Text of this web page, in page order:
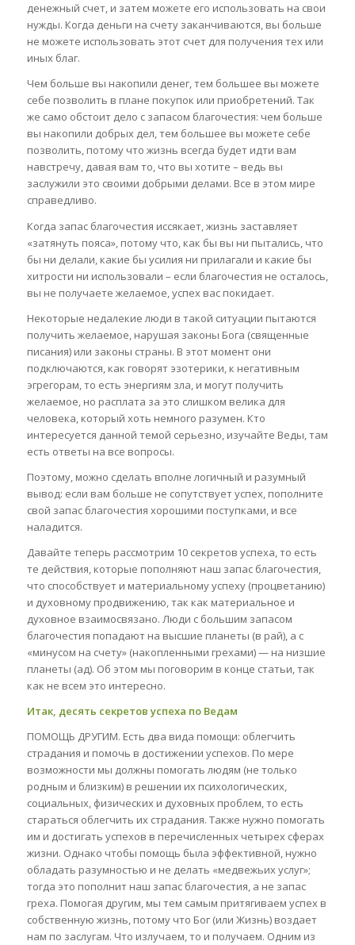
денежный счет, и затем можете его использовать на свои
нужды. Когда деньги на счету заканчиваются, вы больше
не можете использовать этот счет для получения тех или
иных благ.
Чем больше вы накопили денег, тем большее вы можете
себе позволить в плане покупок или приобретений. Так
же само обстоит дело с запасом благочестия: чем больше
вы накопили добрых дел, тем большее вы можете себе
позволить, потому что жизнь всегда будет идти вам
навстречу, давая вам то, что вы хотите – ведь вы
заслужили это своими добрыми делами. Все в этом мире
справедливо.
Когда запас благочестия иссякает, жизнь заставляет
«затянуть пояса», потому что, как бы вы ни пытались, что
бы ни делали, какие бы усилия ни прилагали и какие бы
хитрости ни использовали – если благочестия не осталось,
вы не получаете желаемое, успех вас покидает.
Некоторые недалекие люди в такой ситуации пытаются
получить желаемое, нарушая законы Бога (священные
писания) или законы страны. В этот момент они
подключаются, как говорят эзотерики, к негативным
эгрегорам, то есть энергиям зла, и могут получить
желаемое, но расплата за это слишком велика для
человека, который хоть немного разумен. Кто
интересуется данной темой серьезно, изучайте Веды, там
есть ответы на все вопросы.
Поэтому, можно сделать вполне логичный и разумный
вывод: если вам больше не сопутствует успех, пополните
свой запас благочестия хорошими поступками, и все
наладится.
Давайте теперь рассмотрим 10 секретов успеха, то есть
те действия, которые пополняют наш запас благочестия,
что способствует и материальному успеху (процветанию)
и духовному продвижению, так как материальное и
духовное взаимосвязано. Люди с большим запасом
благочестия попадают на высшие планеты (в рай), а с
«минусом на счету» (накопленными грехами) — на низшие
планеты (ад). Об этом мы поговорим в конце статьи, так
как не всем это интересно.
Итак, десять секретов успеха по Ведам
ПОМОЩЬ ДРУГИМ. Есть два вида помощи: облегчить
страдания и помочь в достижении успехов. По мере
возможности мы должны помогать людям (не только
родным и близким) в решении их психологических,
социальных, физических и духовных проблем, то есть
стараться облегчить их страдания. Также нужно помогать
им и достигать успехов в перечисленных четырех сферах
жизни. Однако чтобы помощь была эффективной, нужно
обладать разумностью и не делать «медвежьих услуг»;
тогда это пополнит наш запас благочестия, а не запас
греха. Помогая другим, мы тем самым притягиваем успех в
собственную жизнь, потому что Бог (или Жизнь) воздает
нам по заслугам. Что излучаем, то и получаем. Одним из